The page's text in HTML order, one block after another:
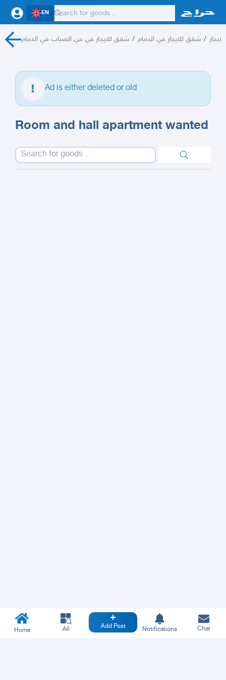
EN
شقق للايجار في حي الضباب في الدمام / شقق للايجار في الدمام /
Ad is either deleted or old
Room and hall apartment wanted
Home All Add Post Notifications Chat